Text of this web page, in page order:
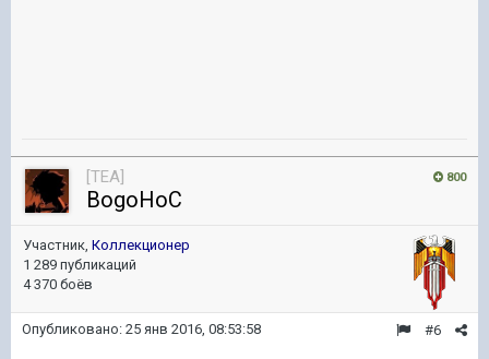
800
[TEA]
BogoHoC
Участник, Коллекционер
1 289 публикаций
4 370 боёв
#6
Опубликовано: 25 янв 2016, 08:53:58